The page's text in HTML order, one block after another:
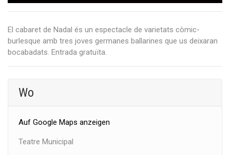
El cabaret de Nadal és un espectacle de varietats còmic-
burlesque amb tres joves germanes ballarines que us deixaran
bocabadats. Entrada gratuïta.
Wo
Auf Google Maps anzeigen
Teatre Municipal